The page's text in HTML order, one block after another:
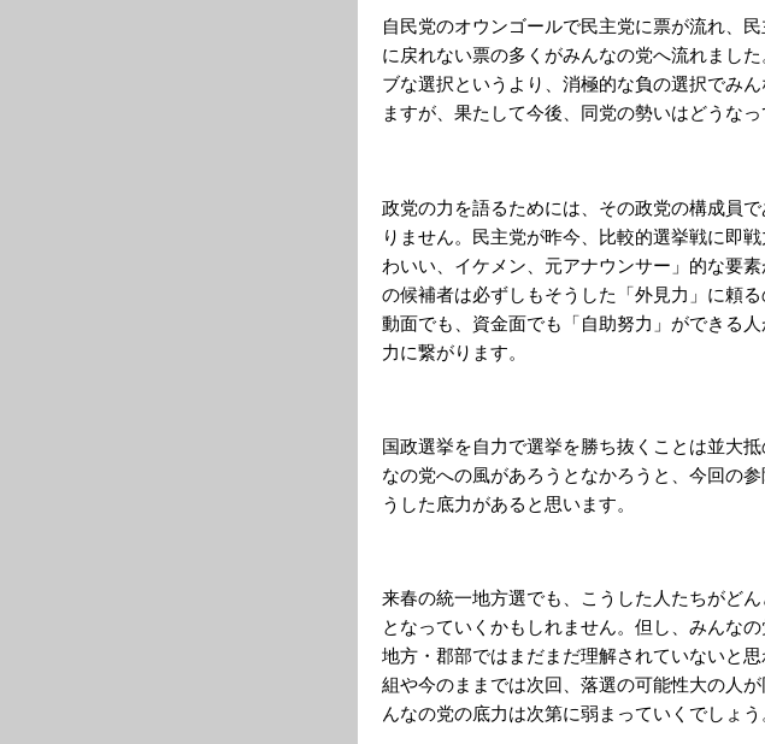
自民党のオウンゴールで民主党に票が流れ、
に戻れない票の多くがみんなの党へ流れまし
ブな選択というより、消極的な負の選択でみ
ますが、果たして今後、同党の勢いはどうなっ
政党の力を語るためには、その政党の構成員
りません。民主党が昨今、比較的選挙戦に即
わいい、イケメン、元アナウンサー」的な要
の候補者は必ずしもそうした「外見力」に頼
動面でも、資金面でも「自助努力」ができる
力に繋がります。
国政選挙を自力で選挙を勝ち抜くことは並大
なの党への風があろうとなかろうと、今回の
うした底力があると思います。
来春の統一地方選でも、こうした人たちがど
となっていくかもしれません。但し、みんなの
地方・郡部ではまだまだ理解されていないと
組や今のままでは次回、落選の可能性大の人
んなの党の底力は次第に弱まっていくでしょう